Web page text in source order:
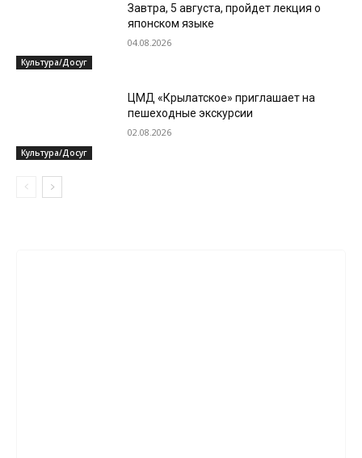
Культура/Досуг
Завтра, 5 августа, пройдет лекция о
японском языке
04.08.2026
Культура/Досуг
ЦМД «Крылатское» приглашает на
пешеходные экскурсии
02.08.2026